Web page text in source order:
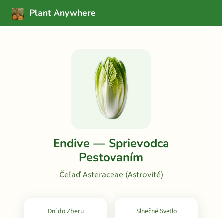
Plant Anywhere
Endive — Sprievodca
Pestovaním
Čeľaď Asteraceae (Astrovité)
Dní do Zberu Slnečné Svetlo